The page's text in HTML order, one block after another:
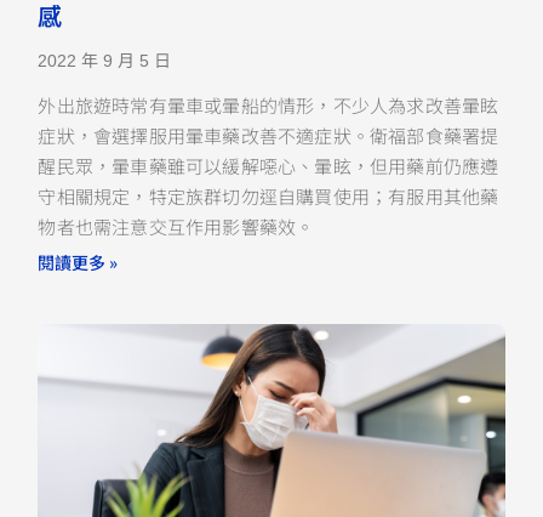
感
2022 年 9 月 5 日
外出旅遊時常有暈車或暈船的情形，不少人為求改善暈眩
症狀，會選擇服用暈車藥改善不適症狀。衛福部食藥署提
醒民眾，暈車藥雖可以緩解噁心、暈眩，但用藥前仍應遵
守相關規定，特定族群切勿逕自購買使用；有服用其他藥
物者也需注意交互作用影響藥效。
閱讀更多 »